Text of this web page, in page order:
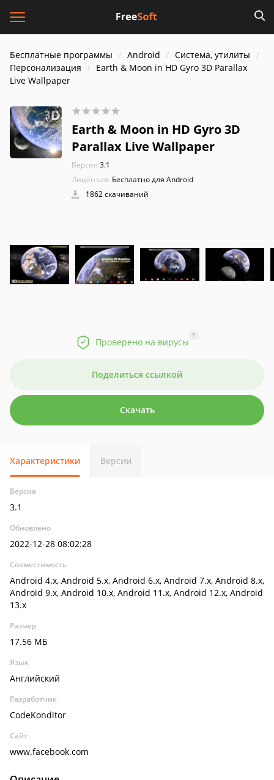
Бесплатные программы Android
Система, утилиты
Персонализация
Earth & Moon in HD Gyro 3D Parallax
Live Wallpaper
Earth & Moon in HD Gyro 3D
Parallax Live Wallpaper
Версия:3.1
Лицензия: Бесплатно для Android
1862 скачиваний
Проверено на вирусы
?
Поделиться ссылкой
Скачать
Характеристики Версии
Версия
3.1
Обновлено
2022-12-28 08:02:28
Совместимость
Android 4.x, Android 5.x, Android 6.x, Android 7.x, Android 8.x,
Android 9.x, Android 10.x, Android 11.x, Android 12.x, Android
13.x
Размер
17.56 МБ
Язык
Английский
Разработчик
CodeKonditor
Сайт
www.facebook.com